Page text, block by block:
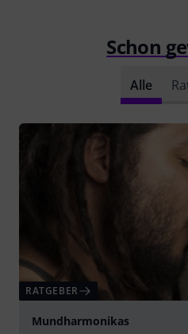
Schon
Alle
RATGEBER
Mundharmonikas